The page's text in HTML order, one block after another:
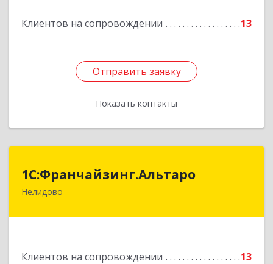
Клиентов на сопровождении 13
Отправить заявку
Показать контакты
Отправить заявку
Назад
1С:Франчайзинг.Альтаро
Нелидово
Клиентов на сопровождении 13
1С:Франчайзинг.Альтаро
172527, Тверская обл, Нелидово г, Матросова